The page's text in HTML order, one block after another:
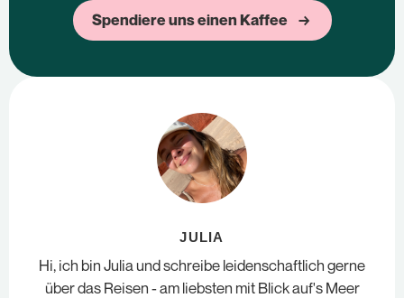
Spendiere uns einen Kaffee →
JULIA
Hi, ich bin Julia und schreibe leidenschaftlich gerne
über das Reisen - am liebsten mit Blick auf's Meer